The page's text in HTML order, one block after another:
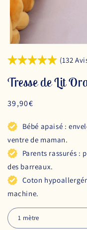
(132
Tresse de Lit
Prix
39,90€
Bébé apaisé :
ventre de maman.
Parents rassurés :
des barreaux.
Coton
machine.